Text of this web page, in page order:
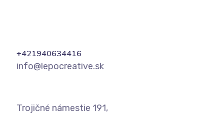
+421940634416
info@lepocreative.sk
Trojičné námestie 191,